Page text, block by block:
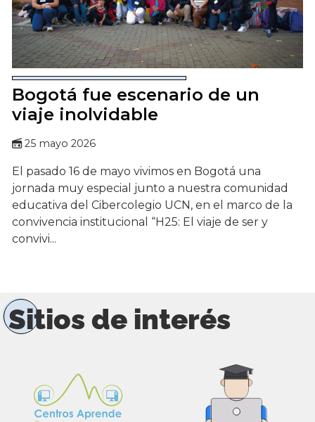
Bogotá fue escenario de un
viaje inolvidable
25 mayo 2026
El pasado 16 de mayo vivimos en Bogotá una
jornada muy especial junto a nuestra comunidad
educativa del Cibercolegio UCN, en el marco de la
convivencia institucional “H25: El viaje de ser y
convivi...
Sitios de interés